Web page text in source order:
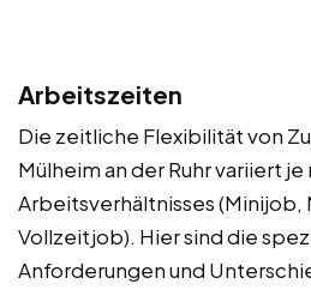
Arbeitszeiten
Die zeitliche Flexibilität von
Mülheim an der Ruhr variiert je
Arbeitsverhältnisses
Vollzeitjob). Hier sind die
Anforderungen und